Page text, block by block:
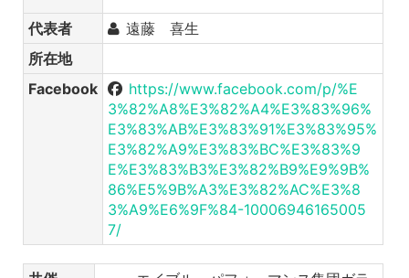
代表者
遠藤 喜生
所在地
Facebook
https://www.facebook.com/p/%E
3%82%A8%E3%82%A4%E3%83%96%
E3%83%AB%E3%83%91%E3%83%95%
E3%82%A9%E3%83%BC%E3%83%9
E%E3%83%B3%E3%82%B9%E9%9B%
86%E5%9B%A3%E3%82%AC%E3%8
3%A9%E6%9F%84-10006946165005
7/